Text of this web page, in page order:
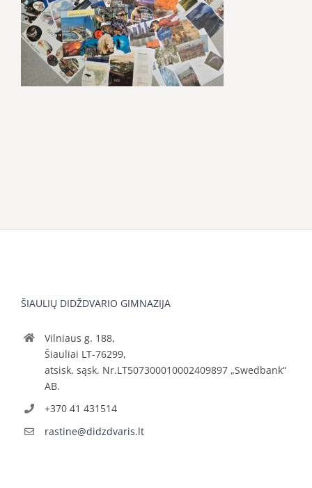
ŠIAULIŲ DIDŽDVARIO GIMNAZIJA
Vilniaus g. 188,
Šiauliai LT-76299,
atsisk. sąsk. Nr.LT507300010002409897 „Swedbank“
AB.
+370 41 431514
rastine@didzdvaris.lt